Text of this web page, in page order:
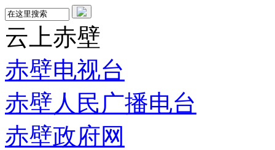
云上赤壁
赤壁电视台
赤壁人民广播电台
赤壁政府网